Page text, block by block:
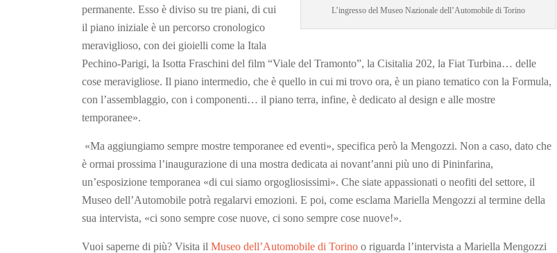
L’ingresso del Museo Nazionale dell’Automobile di Torino
permanente. Esso è diviso su tre piani, di cui
il piano iniziale è un percorso cronologico
meraviglioso, con dei gioielli come la Itala
Pechino-Parigi, la Isotta Fraschini del film “Viale del Tramonto”, la Cisitalia 202, la Fiat Turbina… delle
cose meravigliose. Il piano intermedio, che è quello in cui mi trovo ora, è un piano tematico con la Formula,
con l’assemblaggio, con i componenti… il piano terra, infine, è dedicato al design e alle mostre
temporanee».
«Ma aggiungiamo sempre mostre temporanee ed eventi», specifica però la Mengozzi. Non a caso, dato che
è ormai prossima l’inaugurazione di una mostra dedicata ai novant’anni più uno di Pininfarina,
un’esposizione temporanea «di cui siamo orgogliosissimi». Che siate appassionati o neofiti del settore, il
Museo dell’Automobile potrà regalarvi emozioni. E poi, come esclama Mariella Mengozzi al termine della
sua intervista, «ci sono sempre cose nuove, ci sono sempre cose nuove!».
Vuoi saperne di più? Visita ilMuseo dell’Automobile di Torino o riguarda l’intervista a Mariella Mengozzi